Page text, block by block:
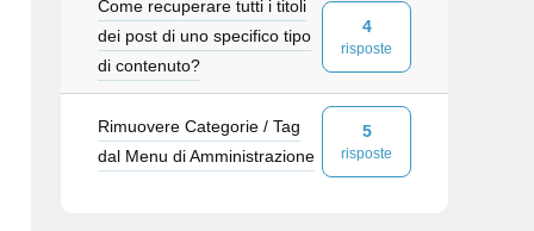
Come recuperare tutti i titoli
dei post di uno specifico tipo
di contenuto?
4
risposte
Rimuovere Categorie / Tag
dal Menu di Amministrazione
5
risposte